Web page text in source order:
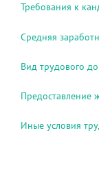
Требования к
Средняя
Вид трудового
Предоставление
Иные условия